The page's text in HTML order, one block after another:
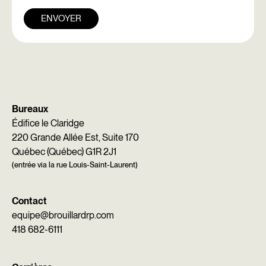
ENVOYER
Bureaux
Édifice le Claridge
220 Grande Allée Est, Suite 170
Québec (Québec) G1R 2J1
(entrée via la rue Louis-Saint-Laurent)
Contact
equipe@brouillardrp.com
418 682-6111